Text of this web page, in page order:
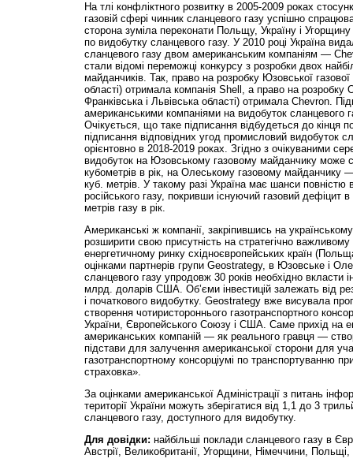
На тлі конфліктного розвитку в 2005-2009 роках
газовій сфері чинник сланцевого газу успішно
сторона зуміла переконати Польщу, Україну і Угорщину
по видобутку сланцевого газу. У 2010 році Україна
сланцевого газу двом американським компаніям —
стали відомі переможці конкурсу з розробки двох
майданчиків. Так, право на розробку Юзовської
області) отримала компанія Shell, а право на розробку
Франківська і Львівська області) отримала Chevron.
американськими компаніями на видобуток сланцевого
Очікується, що таке підписання відбудеться до кінця
підписання відповідних угод промисловий видобуток
орієнтовно в 2018-2019 роках. Згідно з очікуваними
видобуток на Юзовському газовому майданчику може
кубометрів в рік, на Олеському газовому майданчику
куб. метрів. У такому разі Україна має шанси повністю
російського газу, покривши існуючий газовий дефіцит
метрів газу в рік.
Американські ж компанії, закріпившись на
розширити свою присутність на стратегічно важливому
енергетичному ринку східноєвропейських країн
оцінками партнерів групи Geostrategy, в Юзовське і
сланцевого газу упродовж 30 років необхідно вкласти
млрд. доларів США. Об’єми інвестицій залежать від
і початкового видобутку. Geostrategy вже висувала
створення чотиристороннього газотранспортного
України, Європейського Союзу і США. Саме прихід на
американських компаній — як реального гравця —
підстави для залучення американської сторони для
газотранспортному консорціумі по транспортуванню
страховка».
За оцінками американської Адміністрації з питань
території України можуть зберігатися від 1,1 до 3
сланцевого газу, доступного для видобутку.
Для довідки: найбільші поклади сланцевого газу в
Австрії, Великобританії, Угорщини, Німеччини, Польщі,